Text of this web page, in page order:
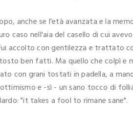
anche se l'età avanzata e la
caso nell'aia del casello di cui
accolto con gentilezza e trattato
ben fatti. Ma quello che colpì e
con grani tostati in padella, a
e -sì - un sano tocco di
"it takes a fool to rimane sane".